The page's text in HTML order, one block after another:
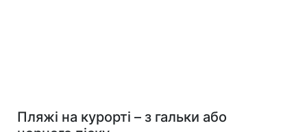
Пляжі на курорті – з гальки або